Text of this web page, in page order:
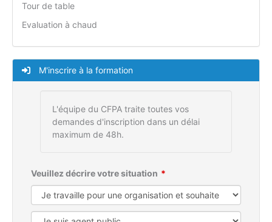
Tour de table
Evaluation à chaud
M'inscrire à la formation
L'équipe du CFPA traite toutes vos
demandes d'inscription dans un délai
maximum de 48h.
Veuillez décrire votre situation